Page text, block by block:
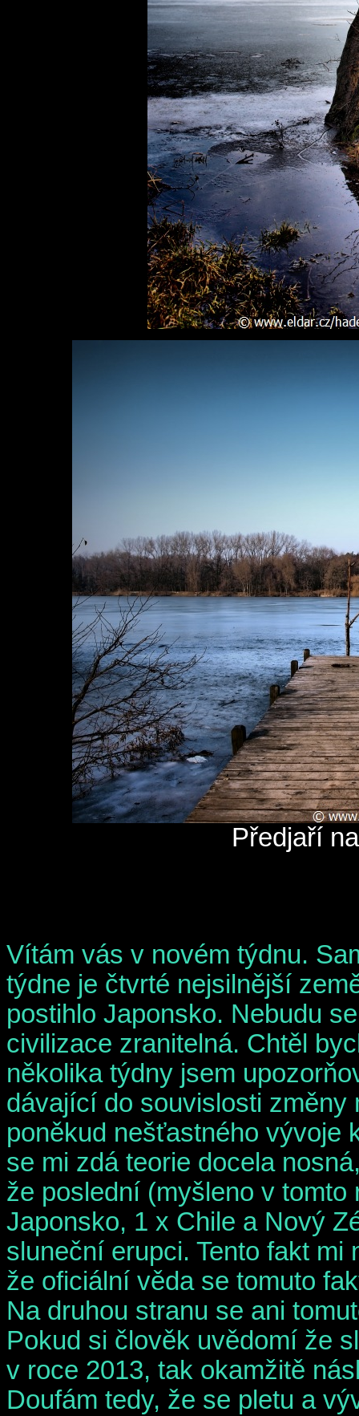
Předjaří
Vítám vás v novém týdnu.
týdne je čtvrté nejsilnější
postihlo Japonsko. Nebudu
civilizace zranitelná. Chtěl
několika týdny jsem
dávající do souvislosti změny
poněkud nešťastného vývoje
se mi zdá teorie docela
že poslední (myšleno v
Japonsko, 1 x Chile a Nový
sluneční erupci. Tento fakt mi
že oficiální věda se tomuto
Na druhou stranu se ani
Pokud si člověk uvědomí že
v roce 2013, tak okamžitě
Doufám tedy, že se pletu a